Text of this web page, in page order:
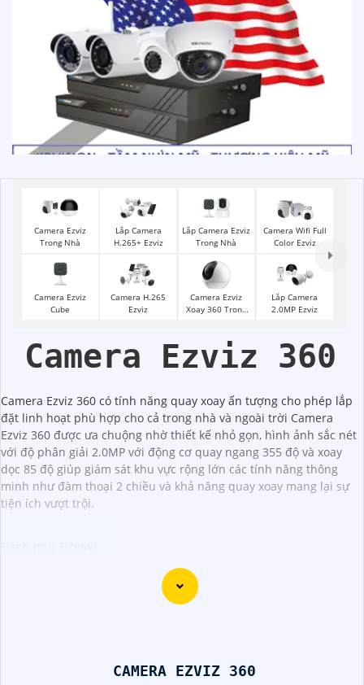
Camera Ezviz
Trong Nhà
Lắp Camera
H.265+ Ezviz
Lắp Camera Ezviz
Trong Nhà
Camera Wifi Full
Color Ezviz
Camera Ezviz
Cube
Camera H.265
Ezviz
Camera Ezviz
Xoay 360 Trong
Lắp Camera
2.0MP Ezviz
Camera Ezviz 360
Camera Ezviz 360 có tính năng quay xoay ấn tượng cho phép lắp
đặt linh hoạt phù hợp cho cả trong nhà và ngoài trời Camera
Ezviz 360 được ưa chuộng nhờ thiết kế nhỏ gọn, hình ảnh sắc nét
với độ phân giải 2.0MP với động cơ quay ngang 355 độ và xoay
dọc 85 độ giúp giám sát khu vực rộng lớn các tính năng thông
minh như đàm thoại 2 chiều và khả năng quay xoay mang lại sự
tiện ích vượt trội.
"Camera wifi 360 với độ phân giải cao, vượt trội, mang đến
hình ảnh sắc nét và rõ ràng giúp bạn giám sát mọi góc độ
không bỏ sót bất kỳ chi tiết nào. Cài đặt và sử dụng
CAMERA EZVIZ 360